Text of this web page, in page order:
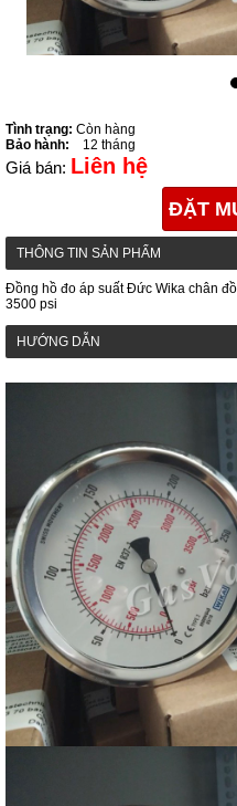
Tình trạng: Còn hàng
Bảo hành:
12 tháng
Giá bán: Liên hệ
ĐẶT
THÔNG TIN SẢN PHẨM
Đồng hồ đo áp suất Đức Wika chân
3500 psi
HƯỚNG DẪN